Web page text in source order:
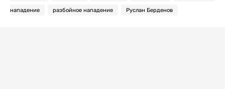
нападение разбойное нападение Руслан Берденов